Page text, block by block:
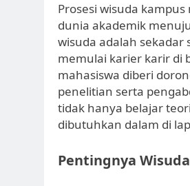
Prosesi wisuda
dunia akademik
wisuda adalah sekadar
memulai karier karir di
mahasiswa diberi
penelitian serta
tidak hanya belajar
dibutuhkan dalam di
Pentingnya